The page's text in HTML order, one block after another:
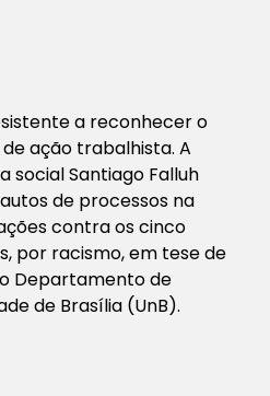
a reconhecer o
ação trabalhista. A
social Santiago Falluh
de processos na
contra os cinco
por racismo, em tese de
Departamento de
de Brasília (UnB).